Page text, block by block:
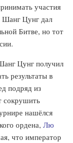
участия
Шанг Цунг дал
Битве, но тот
Цунг получил
результаты в
подряд из
сокрушить
нашёлся
ордена,Лю
что император